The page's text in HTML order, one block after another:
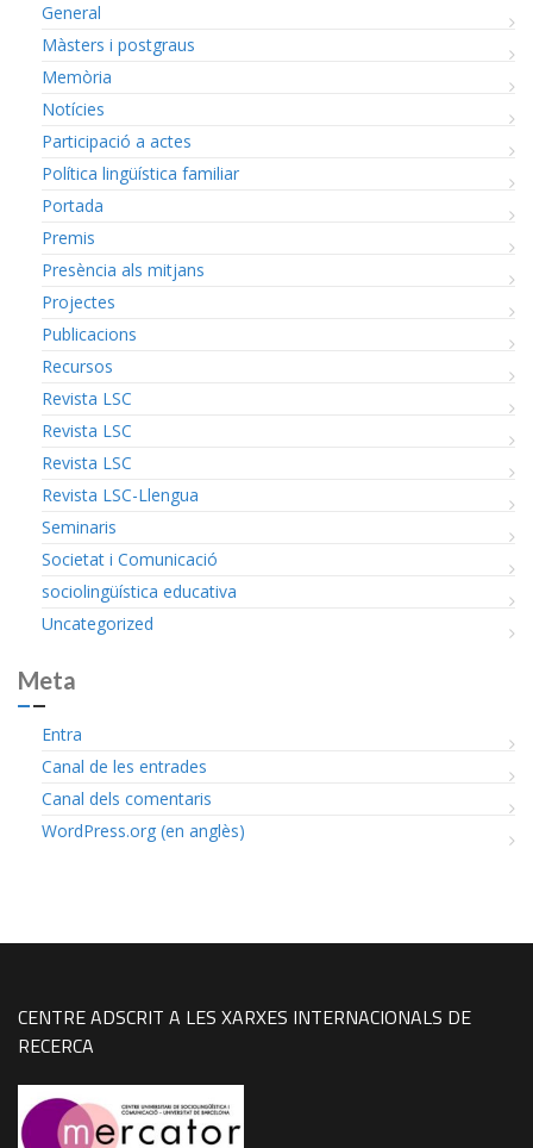
General
Màsters i postgraus
Memòria
Notícies
Participació a actes
Política lingüística familiar
Portada
Premis
Presència als mitjans
Projectes
Publicacions
Recursos
Revista LSC
Revista LSC
Revista LSC
Revista LSC-Llengua
Seminaris
Societat i Comunicació
sociolingüística educativa
Uncategorized
Meta
Entra
Canal de les entrades
Canal dels comentaris
WordPress.org (en anglès)
CENTRE ADSCRIT A LES XARXES INTERNACIONALS DE
RECERCA